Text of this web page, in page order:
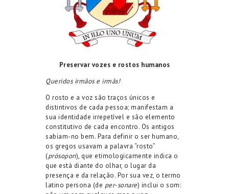
Preservar vozes e rostos humanos
Queridos irmãos e irmãs!
O rosto e a voz são traços únicos e
distintivos de cada pessoa; manifestam a
sua identidade irrepetível e são elemento
constitutivo de cada encontro. Os antigos
sabiam-no bem. Para definir o ser humano,
os gregos usavam a palavra “rosto”
(prósopon), que etimologicamente indica o
que está diante do olhar, o lugar da
presença e da relação. Por sua vez, o termo
latino persona (de per-sonare) inclui o som: